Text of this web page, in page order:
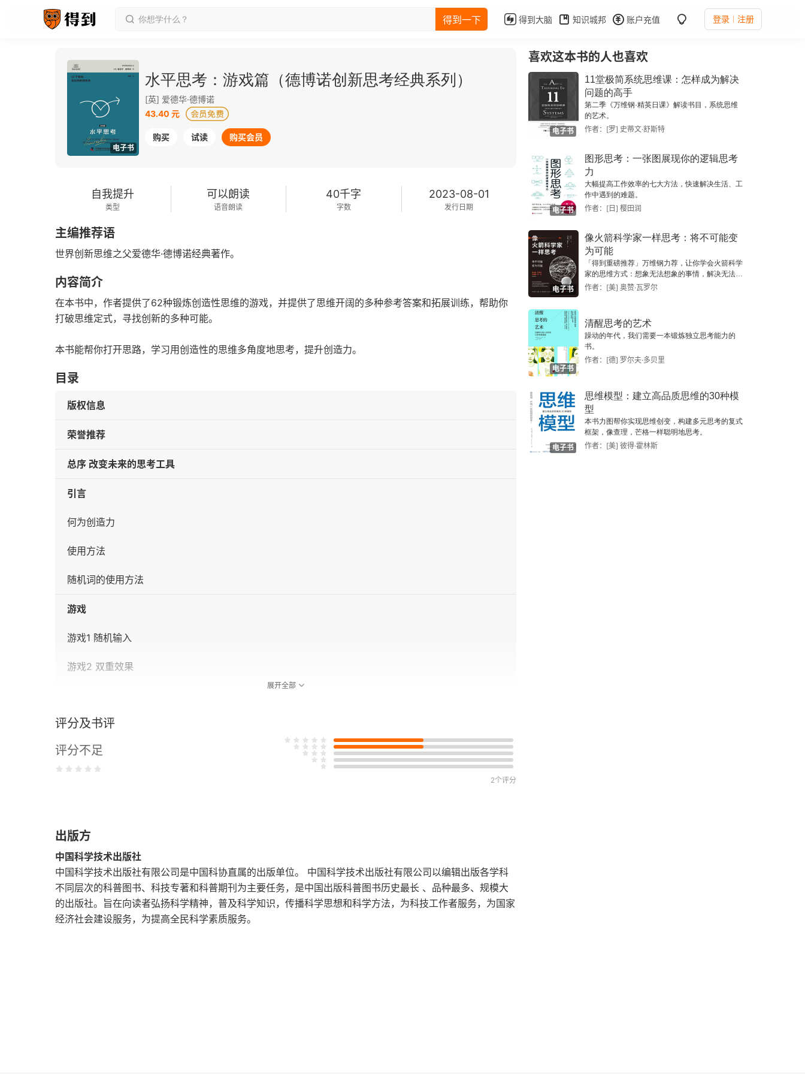
得到一下 得到大脑 知识城邦 账户充值 登录 注册
电子书
水平思考：游戏篇（德博诺创新思考经典系列）
[英] 爱德华·德博诺
43.40 元
购买 试读 购买会员
自我提升
类型
可以朗读
语音朗读
40千字
字数
2023-08-01
发行日期
主编推荐语
世界创新思维之父爱德华·德博诺经典著作。
内容简介
在本书中，作者提供了62种锻炼创造性思维的游戏，并提供了思维开阔的多种参考答案和拓展训练，帮助你
打破思维定式，寻找创新的多种可能。
本书能帮你打开思路，学习用创造性的思维多角度地思考，提升创造力。
目录
版权信息
荣誉推荐
总序 改变未来的思考工具
引言
何为创造力
使用方法
随机词的使用方法
游戏
游戏1 随机输入
游戏2 双重效果
游戏4 分组
游戏5 配对
游戏8 改进
游戏9 价值
游戏10 多重联系
游戏11 搭桥
展开全部
评分及书评
评分不足
2个评分
出版方
中国科学技术出版社
中国科学技术出版社有限公司是中国科协直属的出版单位。 中国科学技术出版社有限公司以编辑出版各学科
不同层次的科普图书、科技专著和科普期刊为主要任务，是中国出版科普图书历史最长 、品种最多、规模大
的出版社。旨在向读者弘扬科学精神，普及科学知识，传播科学思想和科学方法，为科技工作者服务，为国家
经济社会建设服务，为提高全民科学素质服务。
喜欢这本书的人也喜欢
电子书
11堂极简系统思维课：怎样成为解决
问题的高手
第二季《万维钢·精英日课》解读书目，系统思维
的艺术。
作者：[罗] 史蒂文·舒斯特
电子书
图形思考：一张图展现你的逻辑思考
力
大幅提高工作效率的七大方法，快速解决生活、工
作中遇到的难题。
作者：[日] 樱田润
电子书
像火箭科学家一样思考：将不可能变
为可能
「得到重磅推荐」万维钢力荐，让你学会火箭科学
家的思维方式：想象无法想象的事情，解决无法解
决的问题。
作者：[美] 奥赞·瓦罗尔
电子书
清醒思考的艺术
躁动的年代，我们需要一本锻炼独立思考能力的
书。
作者：[德] 罗尔夫·多贝里
电子书
思维模型：建立高品质思维的30种模
型
本书力图帮你实现思维创变，构建多元思考的复式
框架，像查理，芒格一样聪明地思考。
作者：[美] 彼得·霍林斯